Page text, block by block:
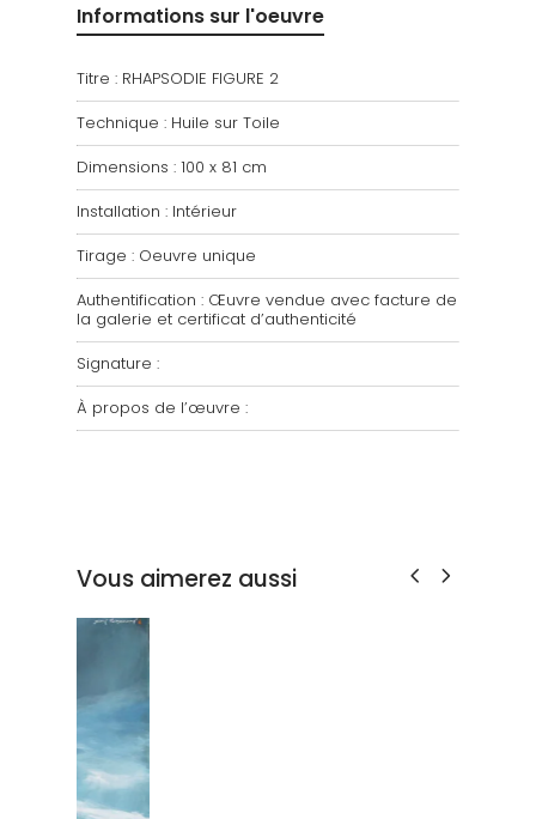
Informations sur l'oeuvre
Titre : RHAPSODIE FIGURE 2
Technique : Huile sur Toile
Dimensions : 100 x 81 cm
Installation : Intérieur
Tirage : Oeuvre unique
Authentification : Œuvre vendue avec facture de
la galerie et certificat d’authenticité
Signature :
À propos de l’œuvre :
Vous aimerez aussi